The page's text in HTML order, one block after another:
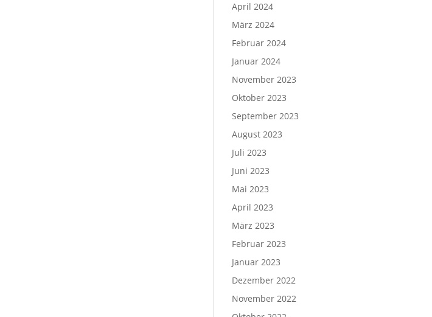
April 2024
März 2024
Februar 2024
Januar 2024
November 2023
Oktober 2023
September 2023
August 2023
Juli 2023
Juni 2023
Mai 2023
April 2023
März 2023
Februar 2023
Januar 2023
Dezember 2022
November 2022